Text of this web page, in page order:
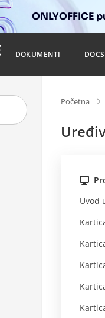
ONLYOFFICE
DOKUMENTI
Početna
Uvod